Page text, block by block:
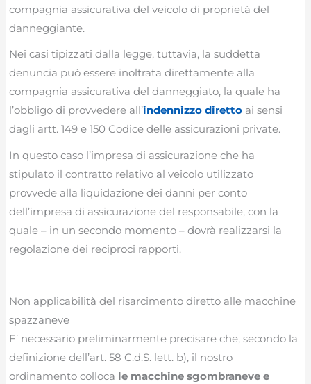
compagnia assicurativa del veicolo di proprietà del
danneggiante.
Nei casi tipizzati dalla legge, tuttavia, la suddetta
denuncia può essere inoltrata direttamente alla
compagnia assicurativa del danneggiato, la quale ha
l’obbligo di provvedere all’indennizzo diretto ai sensi
dagli artt. 149 e 150 Codice delle assicurazioni private.
In questo caso l’impresa di assicurazione che ha
stipulato il contratto relativo al veicolo utilizzato
provvede alla liquidazione dei danni per conto
dell’impresa di assicurazione del responsabile, con la
quale – in un secondo momento – dovrà realizzarsi la
regolazione dei reciproci rapporti.
Non applicabilità del risarcimento diretto alle macchine
spazzaneve
E’ necessario preliminarmente precisare che, secondo la
definizione dell’art. 58 C.d.S. lett. b), il nostro
ordinamento colloca le macchine sgombraneve e